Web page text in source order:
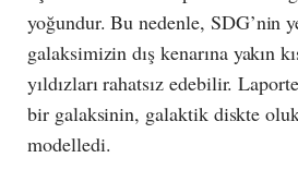
yoğundur. Bu nedenle, SDG’nin
galaksimizin dış kenarına yakın
yıldızları rahatsız edebilir.
bir galaksinin, galaktik diskte
modelledi.